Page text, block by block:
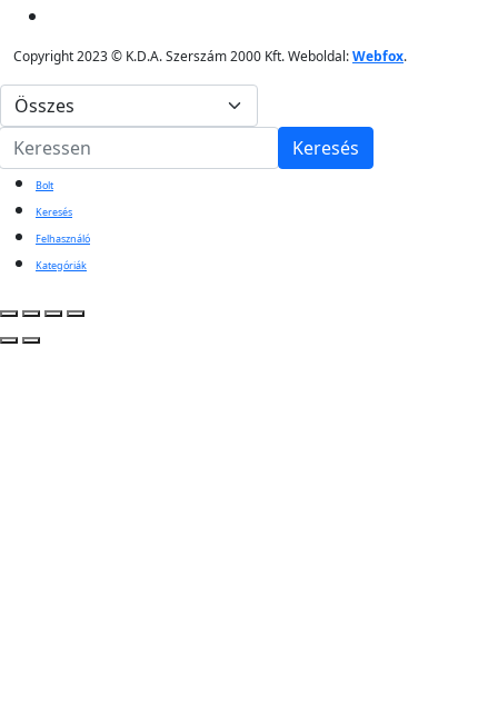
Copyright 2023 © K.D.A. Szerszám 2000 Kft. Weboldal:Webfox.
Keresés
Bolt
Keresés
Felhasználó
Kategóriák